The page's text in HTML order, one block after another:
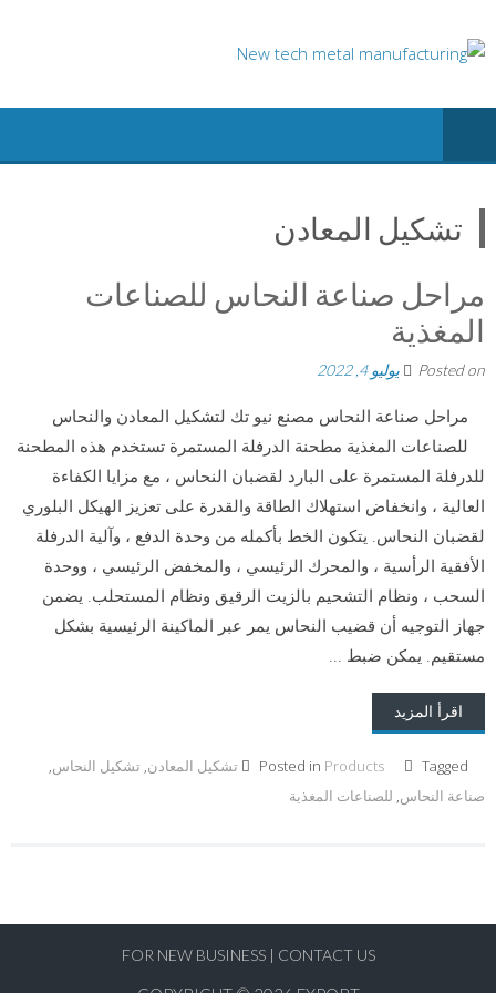
to
تشكيل المعادن
مراحل صناعة النحاس للصناعات
المغذية
Posted on يوليو 4, 2022
مراحل صناعة النحاس مصنع نيو تك لتشكيل المعادن والنحاس
للصناعات المغذية مطحنة الدرفلة المستمرة تستخدم هذه المطحنة
للدرفلة المستمرة على البارد لقضبان النحاس ، مع مزايا الكفاءة
العالية ، وانخفاض استهلاك الطاقة والقدرة على تعزيز الهيكل البلوري
لقضبان النحاس. يتكون الخط بأكمله من وحدة الدفع ، وآلية الدرفلة
الأفقية الرأسية ، والمحرك الرئيسي ، والمخفض الرئيسي ، ووحدة
السحب ، ونظام التشحيم بالزيت الرقيق ونظام المستحلب. يضمن
جهاز التوجيه أن قضيب النحاس يمر عبر الماكينة الرئيسية بشكل
مستقيم. يمكن ضبط ...
اقرأ المزيد
Posted in Products Tagged تشكيل المعادن, تشكيل النحاس,
صناعة النحاس, للصناعات المغذية
FOR NEW BUSINESS | CONTACT US